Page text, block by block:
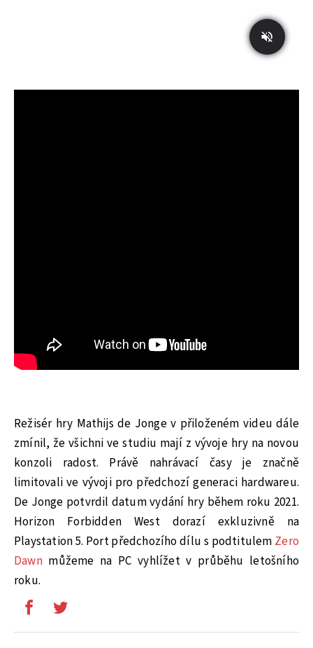
Režisér hry Mathijs de Jonge v přiloženém videu dále
zmínil, že všichni ve studiu mají z vývoje hry na novou
konzoli radost. Právě nahrávací časy je značně
limitovali ve vývoji pro předchozí generaci hardwareu.
De Jonge potvrdil datum vydání hry během roku 2021.
Horizon Forbidden West dorazí exkluzivně na
Playstation 5. Port předchozího dílu s podtitulem Zero
Dawnmůžeme na PC vyhlížet v průběhu letošního
roku.